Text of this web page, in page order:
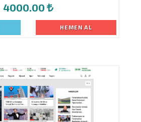
4000.00
HEMEN AL